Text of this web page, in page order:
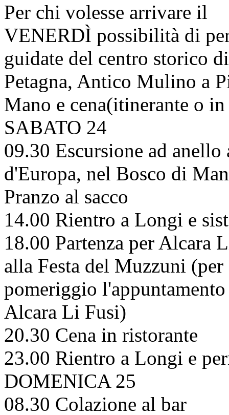
Per chi volesse arrivare il
VENERDÌ possibilità di
guidate del centro storico
Petagna, Antico Mulino a
Mano e cena(itinerante o
SABATO 24
09.30 Escursione ad
d'Europa, nel Bosco di
Pranzo al sacco
14.00 Rientro a Longi e
18.00 Partenza per Alcara
alla Festa del Muzzuni
pomeriggio l'appuntamento
Alcara Li Fusi)
20.30 Cena in ristorante
23.00 Rientro a Longi e
DOMENICA 25
08.30 Colazione al bar